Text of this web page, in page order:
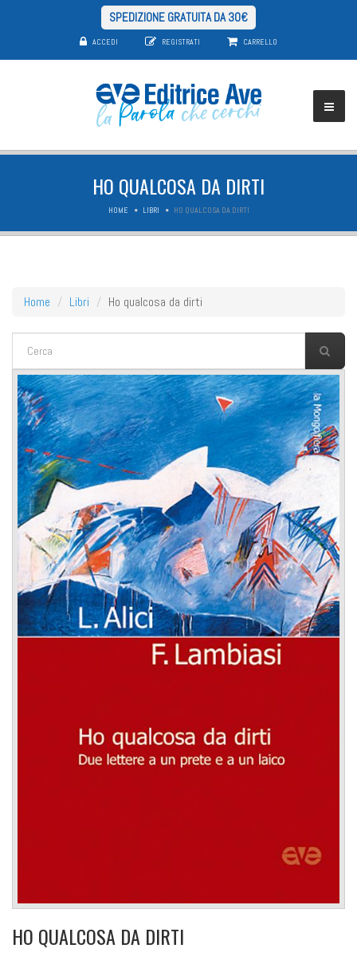
SPEDIZIONE GRATUITA DA 30€
ACCEDI REGISTRATI CARRELLO
HO QUALCOSA DA DIRTI
HOME LIBRI HO QUALCOSA DA DIRTI
Home Libri Ho qualcosa da dirti
FORM DI RICERCA
HO QUALCOSA DA DIRTI